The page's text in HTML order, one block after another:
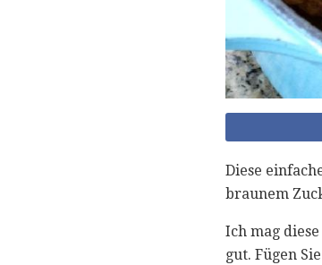
Diese
braunem
Ich mag
gut. Fügen